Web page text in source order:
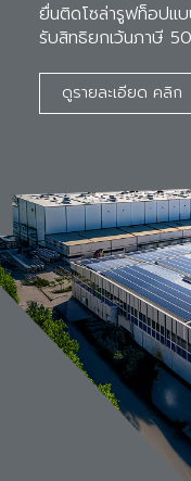
ยื่นติดโซล่ารูฟท็อปแ
รับสิทธิยกเว้นภาษี
ดูรายละเอียด คลิก